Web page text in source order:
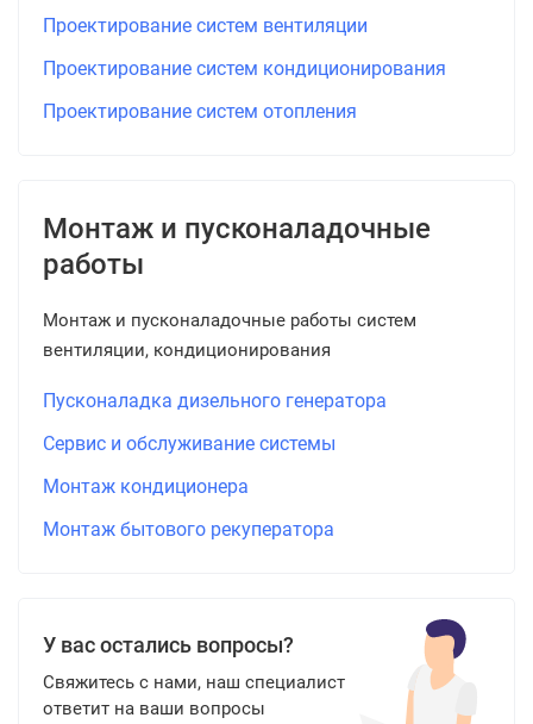
Проектирование систем вентиляции
Проектирование систем кондиционирования
Проектирование систем отопления
Монтаж и пусконаладочные
работы
Монтаж и пусконаладочные работы систем
вентиляции, кондиционирования
Пусконаладка дизельного генератора
Сервис и обслуживание системы
Монтаж кондиционера
Монтаж бытового рекуператора
У вас остались вопросы?
Свяжитесь с нами, наш специалист
ответит на ваши вопросы